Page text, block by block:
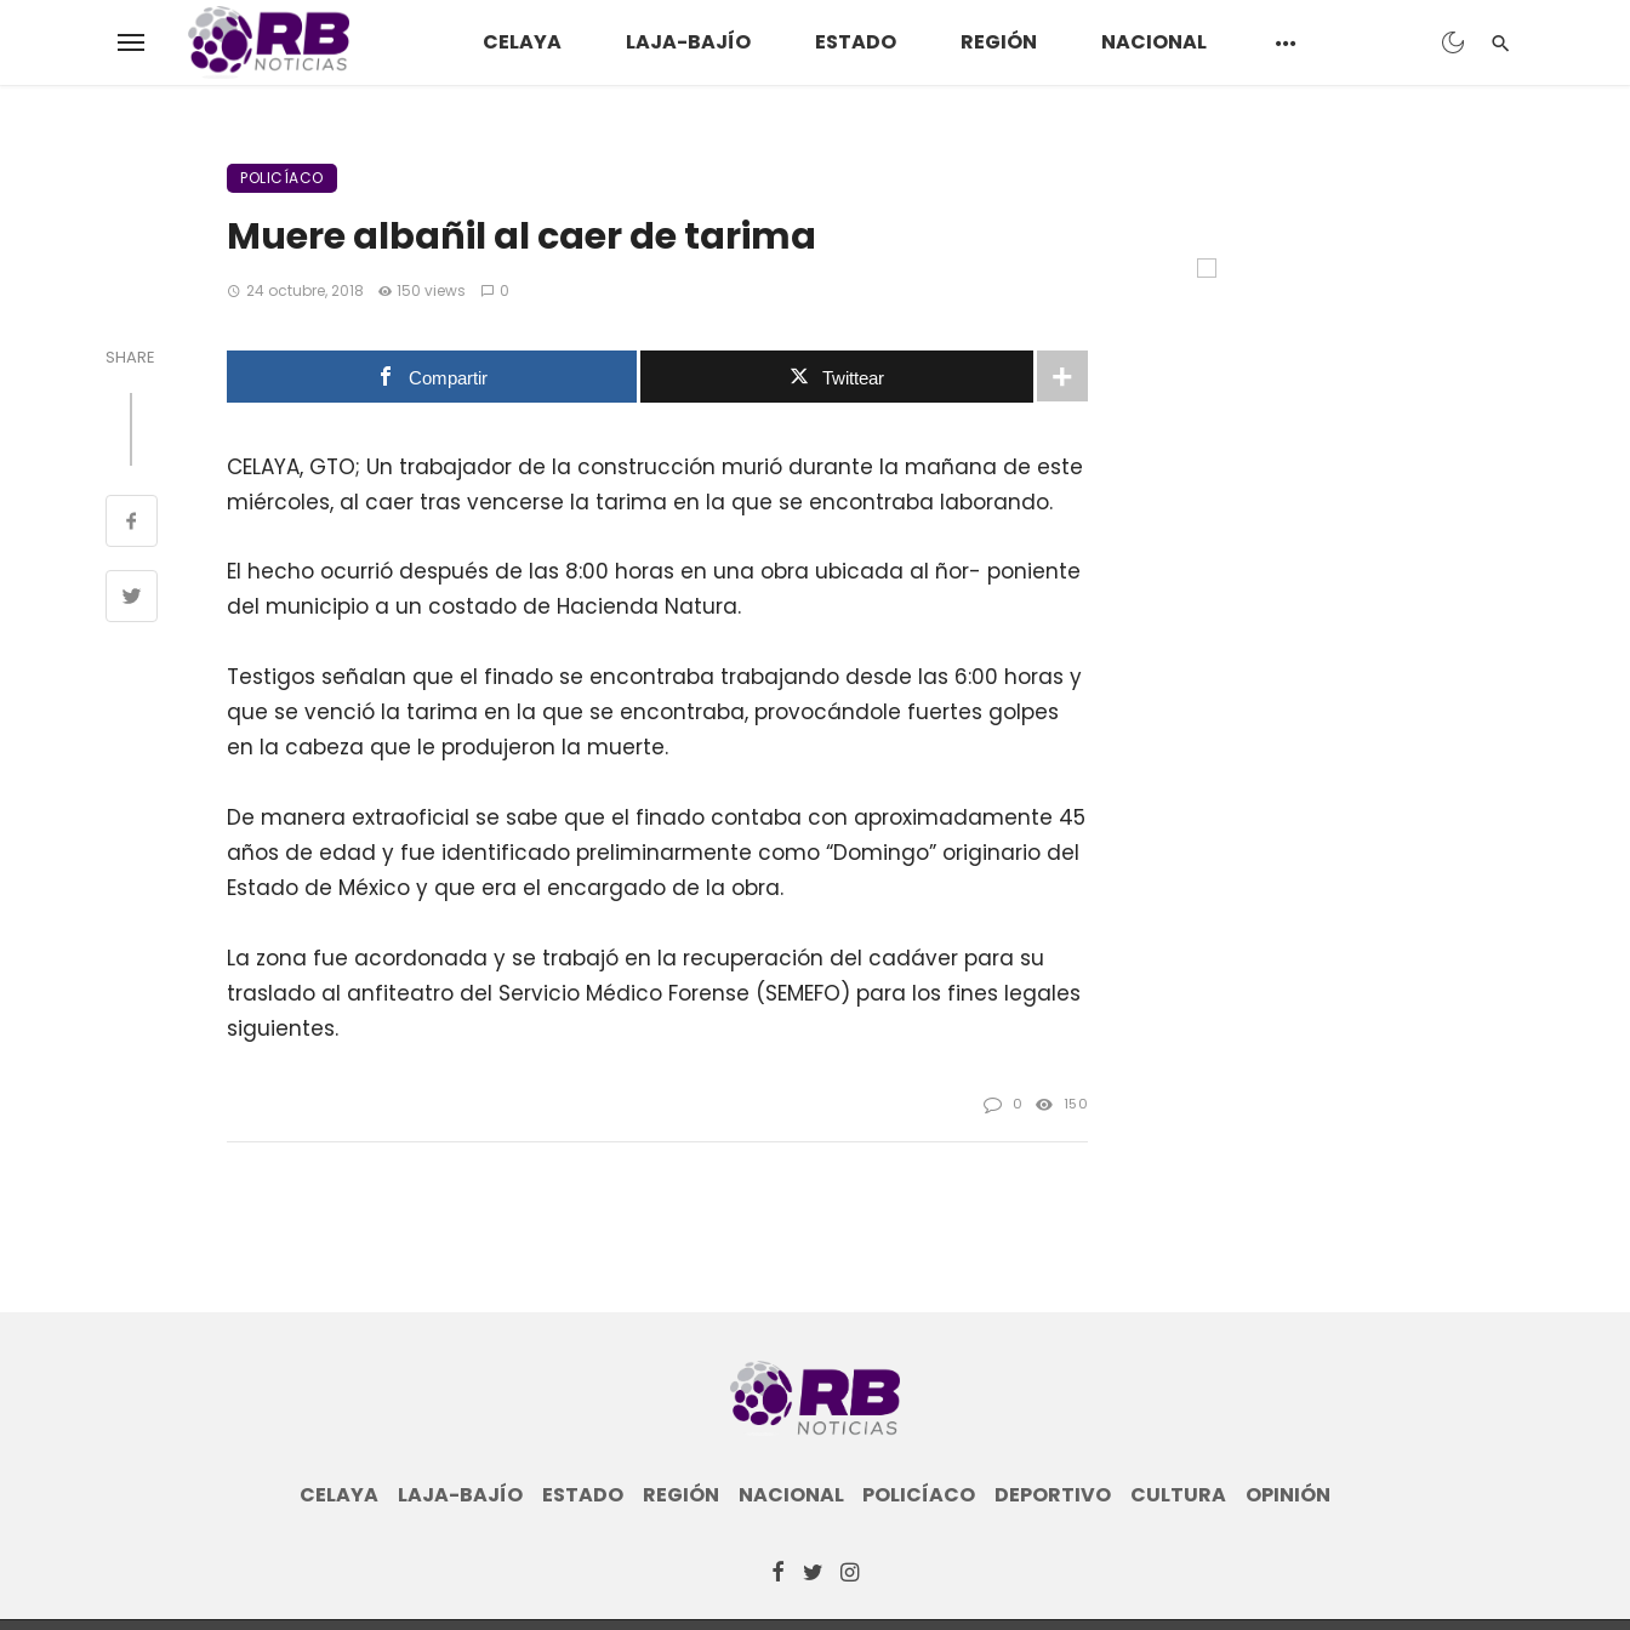
CELAYA LAJA-BAJÍO ESTADO REGIÓN NACIONAL
POLICÍACO
Muere albañil al caer de tarima
24 octubre, 2018 150 views 0
SHARE
Compartir Twittear
CELAYA, GTO; Un trabajador de la construcción murió durante la mañana de este
miércoles, al caer tras vencerse la tarima en la que se encontraba laborando.
El hecho ocurrió después de las 8:00 horas en una obra ubicada al ñor- poniente
del municipio a un costado de Hacienda Natura.
Testigos señalan que el finado se encontraba trabajando desde las 6:00 horas y
que se venció la tarima en la que se encontraba, provocándole fuertes golpes
en la cabeza que le produjeron la muerte.
De manera extraoficial se sabe que el finado contaba con aproximadamente 45
años de edad y fue identificado preliminarmente como “Domingo” originario del
Estado de México y que era el encargado de la obra.
La zona fue acordonada y se trabajó en la recuperación del cadáver para su
traslado al anfiteatro del Servicio Médico Forense (SEMEFO) para los fines legales
siguientes.
0 150
CELAYA LAJA-BAJÍO ESTADO REGIÓN NACIONAL POLICÍACO DEPORTIVO CULTURA OPINIÓN